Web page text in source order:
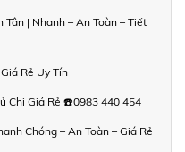
Tân | Nhanh – An Toàn – Tiết
Rẻ Uy Tín
Chi Giá Rẻ ☎️0983 440 454
Chóng – An Toàn – Giá Rẻ